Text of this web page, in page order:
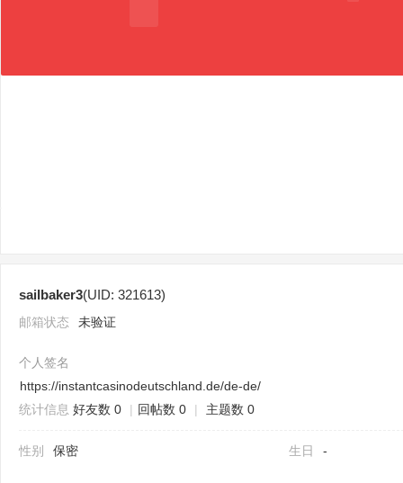
sailbaker3(UID: 321613)
邮箱状态 未验证
个人签名
https://instantcasinodeutschland.de/de-de/
统计信息 好友数 0 | 回帖数 0 | 主题数 0
性别 保密 生日 -